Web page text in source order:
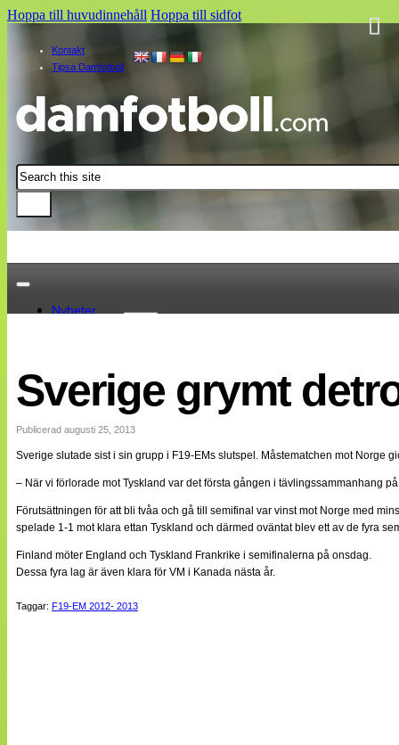
Hoppa till huvudinnehåll Hoppa till sidfot
Kontakt
Tipsa Damfotboll
Sök
Nyheter
Landslaget
EM 2013
Internationellt
Bildreportage
Bloggar
Lagen
Cuper
Medlemsbilder
NÄTverket
Split vision
Sverige grymt
Publicerad augusti 25, 2013
Sverige slutade sist i sin grupp i F19-EMs slutspel. Måstematchen mot Norge
– När vi förlorade mot Tyskland var det första gången i tävlingssammanhang
Förutsättningen för att bli tvåa och gå till semifinal var vinst mot Norge med
spelade 1-1 mot klara ettan Tyskland och därmed oväntat blev ett av de fyra
Finland möter England och Tyskland Frankrike i semifinalerna på onsdag.
Dessa fyra lag är även klara för VM i Kanada nästa år.
Taggar: F19-EM 2012- 2013